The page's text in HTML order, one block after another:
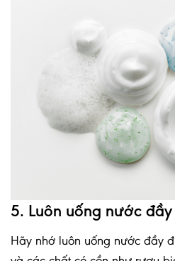
5. Luôn uống nước
Hãy nhớ luôn uống nước đầy